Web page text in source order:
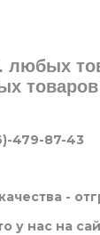
любых
479-87-43
-
у нас на